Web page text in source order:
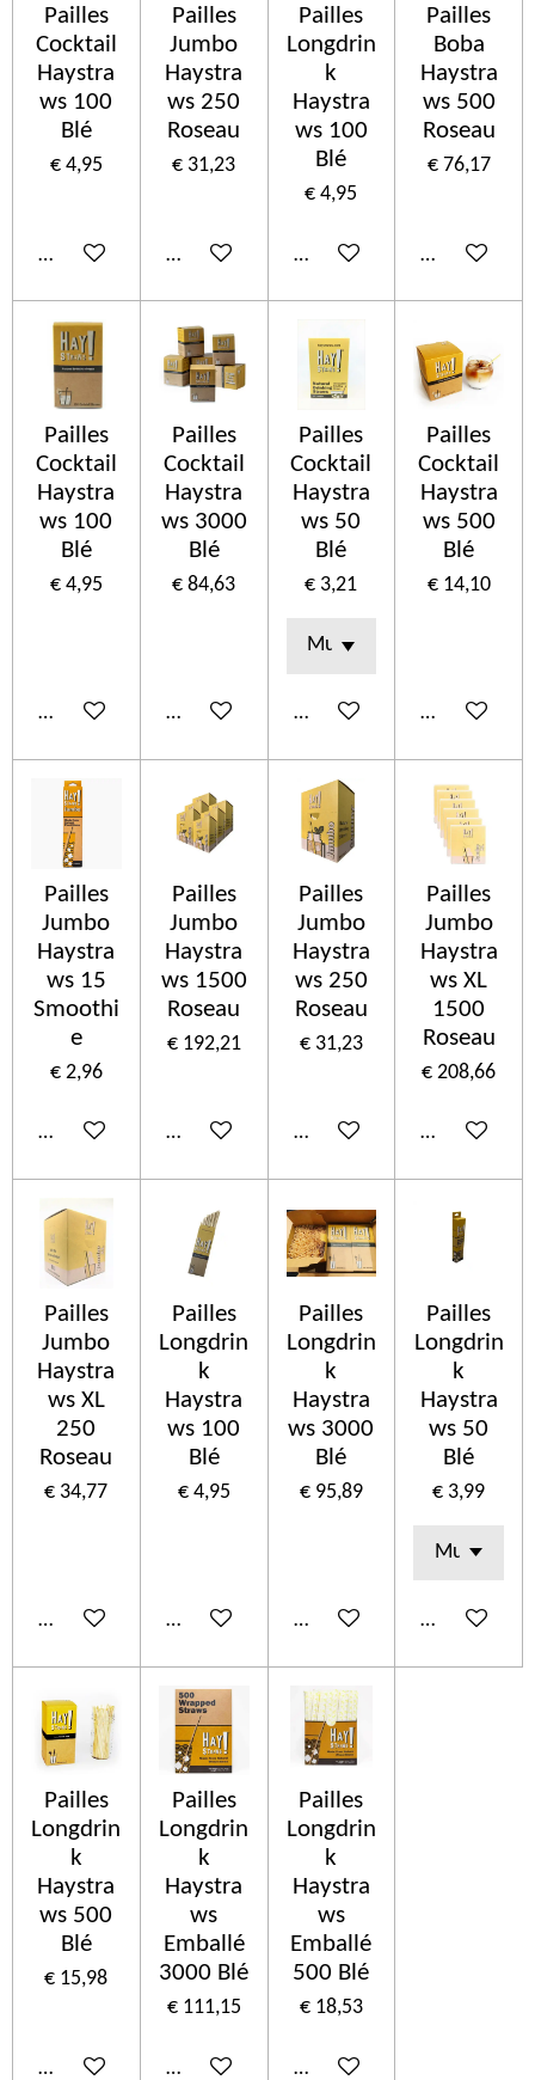
Pailles
Cocktail
Haystra
ws 100
Blé
€ 4,95
In winkelwagen
Pailles
Jumbo
Haystra
ws 250
Roseau
€ 31,23
In winkelwagen
Pailles
Longdrin
k
Haystra
ws 100
Blé
€ 4,95
In winkelwagen
Pailles
Boba
Haystra
ws 500
Roseau
€ 76,17
In
Pailles
Cocktail
Haystra
ws 100
Blé
€ 4,95
In winkelwagen
Pailles
Cocktail
Haystra
ws 3000
Blé
€ 84,63
In winkelwagen
Pailles
Cocktail
Haystra
ws 50
Blé
€ 3,21
In winkelwagen
Pailles
Cocktail
Haystra
ws 500
Blé
€ 14,10
In
Pailles
Jumbo
Haystra
ws 15
Smoothi
e
€ 2,96
In winkelwagen
Pailles
Jumbo
Haystra
ws 1500
Roseau
€ 192,21
In winkelwagen
Pailles
Jumbo
Haystra
ws 250
Roseau
€ 31,23
In winkelwagen
Pailles
Jumbo
Haystra
ws XL
1500
Roseau
€ 208,66
In
Pailles
Jumbo
Haystra
ws XL
250
Roseau
€ 34,77
In winkelwagen
Pailles
Longdrin
k
Haystra
ws 100
Blé
€ 4,95
In winkelwagen
Pailles
Longdrin
k
Haystra
ws 3000
Blé
€ 95,89
In winkelwagen
Pailles
Longdrin
k
Haystra
ws 50
Blé
€ 3,99
In
Pailles
Longdrin
k
Haystra
ws 500
Blé
€ 15,98
In winkelwagen
Pailles
Longdrin
k
Haystra
ws
Emballé
3000 Blé
€ 111,15
In winkelwagen
Pailles
Longdrin
k
Haystra
ws
Emballé
500 Blé
€ 18,53
In winkelwagen